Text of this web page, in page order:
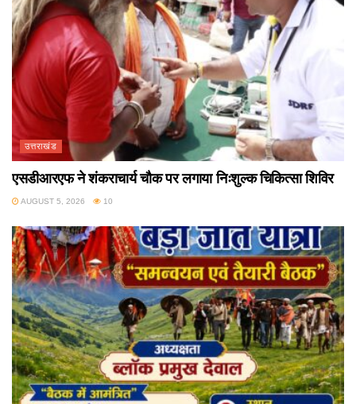
उत्तराखंड
एसडीआरएफ ने शंकराचार्य चौक पर लगाया निःशुल्क चिकित्सा शिविर
AUGUST 5, 2026 10